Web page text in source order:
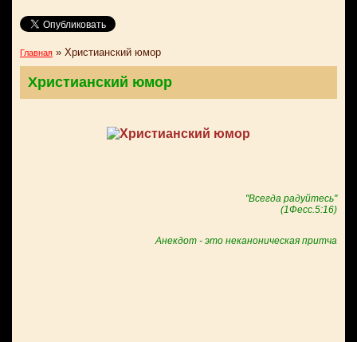
Главная » Христианский юмор
Христианский юмор
"Всегда радуйтесь"
(1Фесс.5:16)
Анекдот - это неканоническая притча